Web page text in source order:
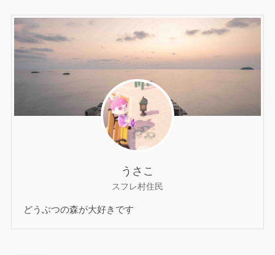
うさこ
スフレ村住民
どうぶつの森が大好きです